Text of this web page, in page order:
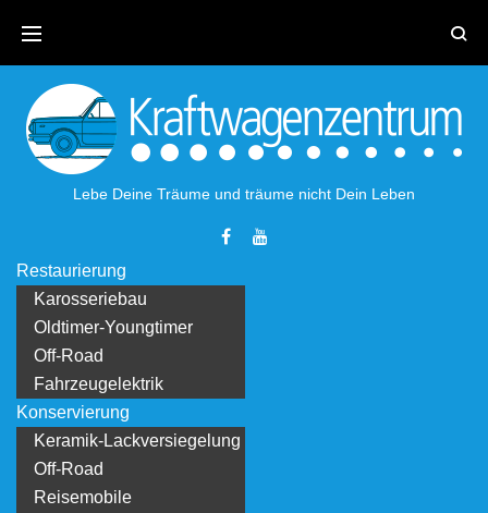
content
Lebe Deine Träume und träume nicht Dein Leben
Restaurierung
Karosseriebau
Oldtimer-Youngtimer
Off-Road
Fahrzeugelektrik
Konservierung
Keramik-Lackversiegelung
Off-Road
Reisemobile